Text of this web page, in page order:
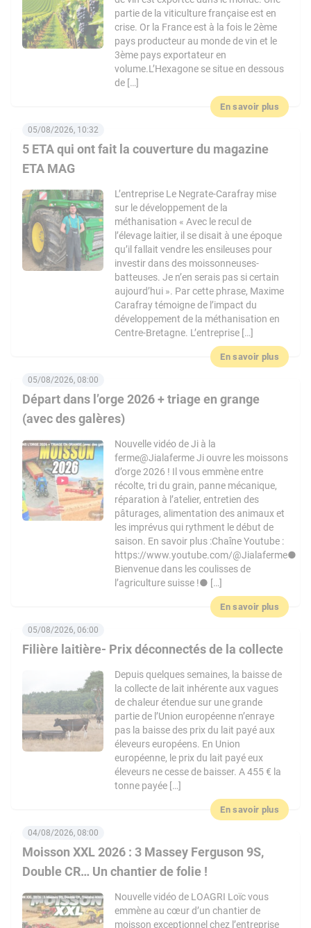
partie de la viticulture française est en
crise. Or la France est à la fois le 2ème
pays producteur au monde de vin et le
3ème pays exportateur en
volume.L’Hexagone se situe en dessous
de […]
En savoir plus
5 ETA qui ont fait la couverture du magazine
ETA MAG
05/08/2026, 10:32
L’entreprise Le Negrate-Carafray mise
sur le développement de la
méthanisation « Avec le recul de
l’élevage laitier, il se disait à une époque
qu’il fallait vendre les ensileuses pour
investir dans des moissonneuses-
batteuses. Je n’en serais pas si certain
aujourd’hui ». Par cette phrase, Maxime
Carafray témoigne de l’impact du
développement de la méthanisation en
Centre-Bretagne. L’entreprise […]
En savoir plus
Départ dans l’orge 2026 + triage en grange
(avec des galères)
05/08/2026, 08:00
Nouvelle vidéo de Ji à la
ferme@Jialaferme Ji ouvre les moissons
d’orge 2026 ! Il vous emmène entre
récolte, tri du grain, panne mécanique,
réparation à l’atelier, entretien des
pâturages, alimentation des animaux et
les imprévus qui rythment le début de
saison. En savoir plus :Chaîne Youtube :
https://www.youtube.com/@Jialaferme●
Bienvenue dans les coulisses de
l’agriculture suisse !● […]
En savoir plus
Filière laitière- Prix déconnectés de la collecte
05/08/2026, 06:00
Depuis quelques semaines, la baisse de
la collecte de lait inhérente aux vagues
de chaleur étendue sur une grande
partie de l’Union européenne n’enraye
pas la baisse des prix du lait payé aux
éleveurs européens. En Union
européenne, le prix du lait payé eux
éleveurs ne cesse de baisser. A 455 € la
tonne payée […]
En savoir plus
Moisson XXL 2026 : 3 Massey Ferguson 9S,
Double CR… Un chantier de folie !
04/08/2026, 08:00
Nouvelle vidéo de LOAGRI Loïc vous
emmène au cœur d’un chantier de
moisson exceptionnel chez l’entreprise